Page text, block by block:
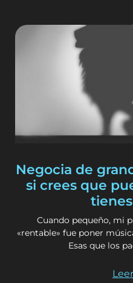
Negocia de
si crees que
Cuando pequeño, mi
«rentable» fue poner
Esas que los